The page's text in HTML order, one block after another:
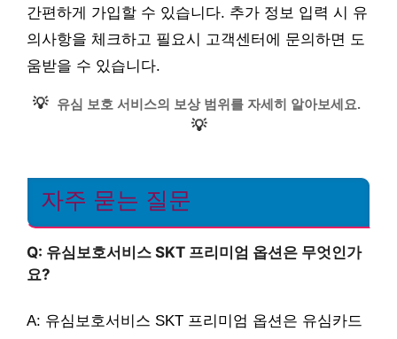
간편하게 가입할 수 있습니다. 추가 정보 입력 시 유
의사항을 체크하고 필요시 고객센터에 문의하면 도
움받을 수 있습니다.
💡 유심 보호 서비스의 보상 범위를 자세히 알아보세요.
💡
자주 묻는 질문
Q: 유심보호서비스 SKT 프리미엄 옵션은 무엇인가
요?
A: 유심보호서비스 SKT 프리미엄 옵션은 유심카드